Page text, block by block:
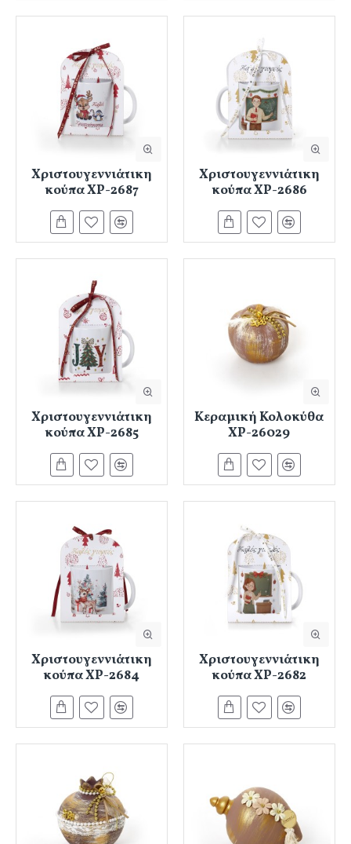
Χριστουγεννιάτικη
κούπα ΧΡ-2687
Χριστουγεννιάτικη
κούπα ΧΡ-2686
Χριστουγεννιάτικη
κούπα ΧΡ-2685
Κεραμική Κολοκύθα
ΧΡ-26029
Χριστουγεννιάτικη
κούπα ΧΡ-2684
Χριστουγεννιάτικη
κούπα ΧΡ-2682